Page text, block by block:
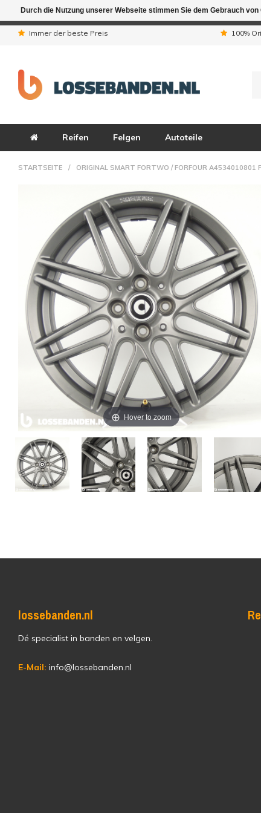
Immer der beste Preis 100%
Reifen Felgen Autoteile
STARTSEITE / ORIGINAL SMART FORTWO / FORFOUR A4534010801
Hover to zoom
lossebanden.nl
Dé specialist in banden en velgen.
E-Mail: info@lossebanden.nl
Durch die Nutzung unserer Webseite stimmen Sie dem Gebrauch
Aufgrund der